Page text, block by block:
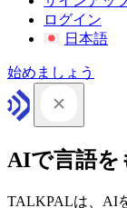
ログイン
日本語
始めましょう
AIで言語を
TALKPALは、AI